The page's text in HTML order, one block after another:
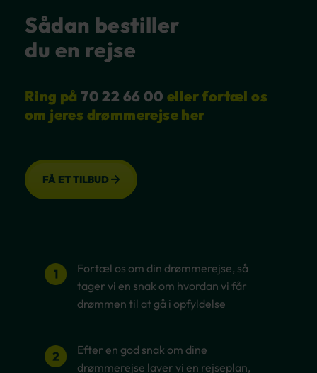
Sådan bestiller
du en rejse
Ring på70 22 66 00 eller fortæl os
om jeres drømmerejse her
FÅ ET TILBUD
Fortæl os om din drømmerejse, så
tager vi en snak om hvordan vi får
drømmen til at gå i opfyldelse
Efter en god snak om dine
drømmerejse laver vi en rejseplan,